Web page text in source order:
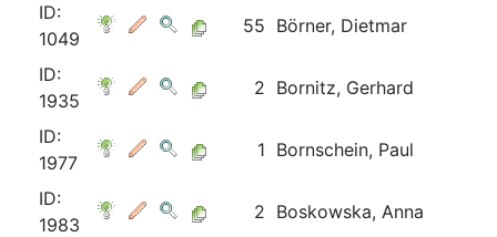
ID:
1049
55 Börner, Dietmar
ID:
1935
2 Bornitz, Gerhard
ID:
1977
1 Bornschein, Paul
ID:
1983
2 Boskowska, Anna